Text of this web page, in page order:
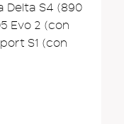
Delta S4 (890
Evo 2 (con
S1 (con